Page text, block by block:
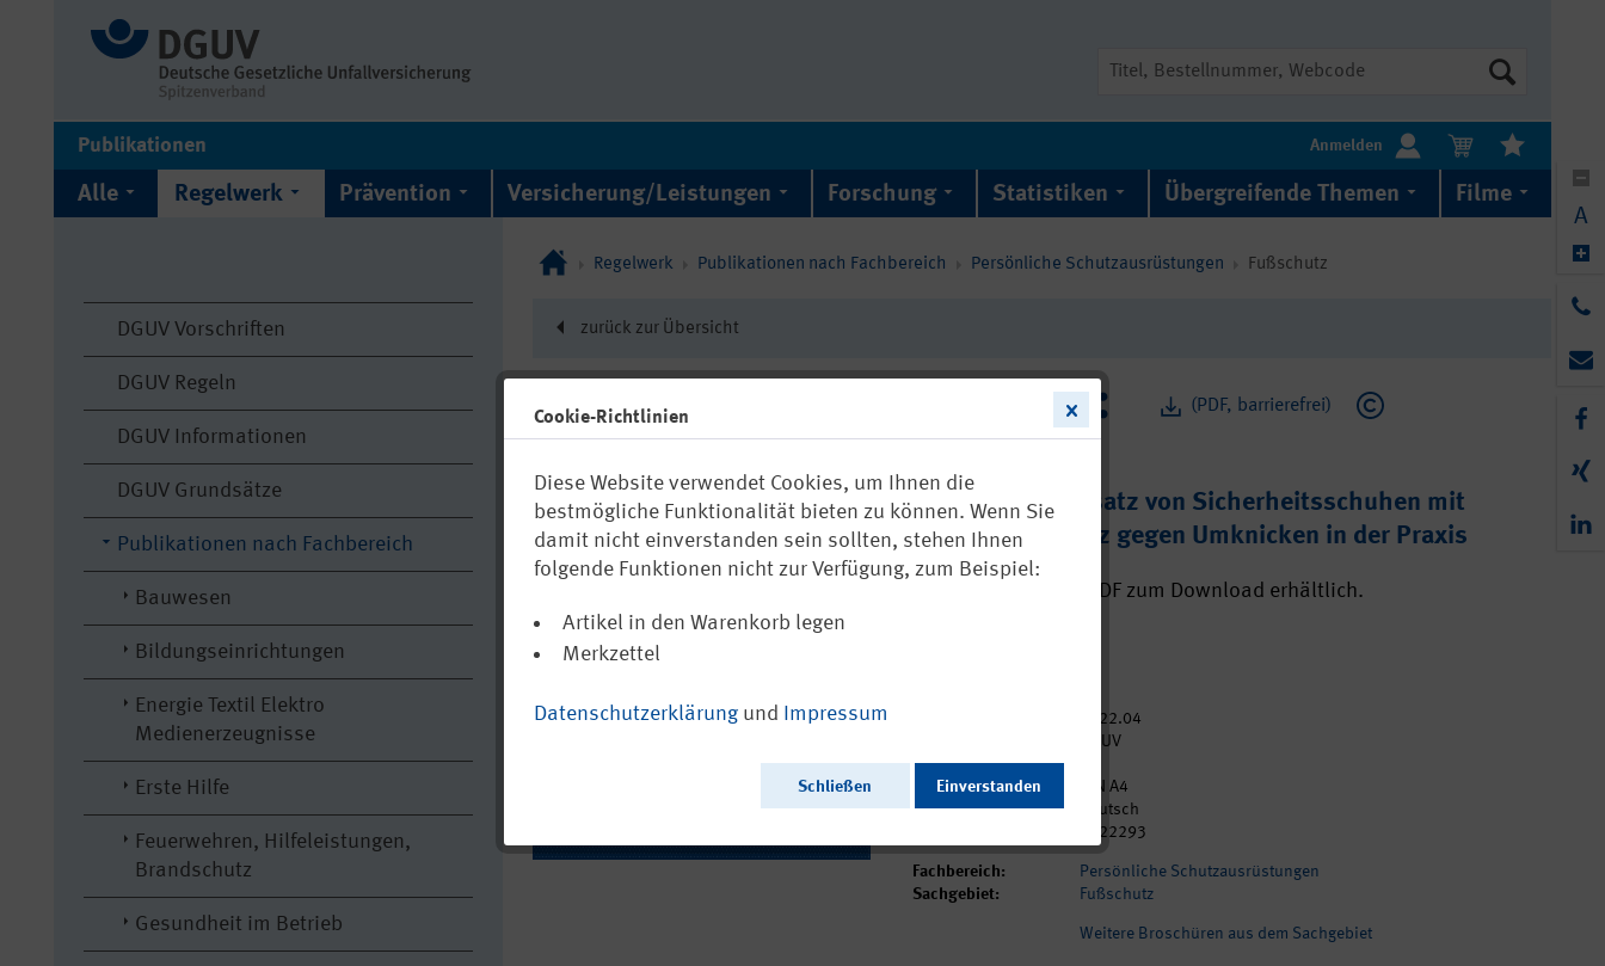
Publikationen Anmelden
Alle Regelwerk Prävention Versicherung/Leistungen Forschung Statistiken Übergreifende Themen Filme
DGUV Vorschriften
DGUV Regeln
DGUV Informationen
DGUV Grundsätze
Publikationen nach Fachbereich
Bauwesen
Bildungseinrichtungen
Energie Textil Elektro
Medienerzeugnisse
Erste Hilfe
Feuerwehren, Hilfeleistungen,
Brandschutz
Gesundheit im Betrieb
Regelwerk Publikationen nach Fachbereich Persönliche Schutzausrüstungen Fußschutz
zurück zur Übersicht
(PDF, barrierefrei)
FBPSA-013: Einsatz von Sicherheitsschuhen mit
erhöhtem Schutz gegen Umknicken in der Praxis
Ausschließlich als PDF zum Download erhältlich.
2022.04
DGUV
Seitenzahl:
Format:
DIN A4
Sprache:
Deutsch
p022293
Fachbereich:
Persönliche Schutzausrüstungen
Sachgebiet:
Fußschutz
Weitere Broschüren aus dem Sachgebiet
A
Cookie-Richtlinien
Diese Website verwendet Cookies, um Ihnen die
bestmögliche Funktionalität bieten zu können. Wenn Sie
damit nicht einverstanden sein sollten, stehen Ihnen
folgende Funktionen nicht zur Verfügung, zum Beispiel:
Artikel in den Warenkorb legen
Merkzettel
Datenschutzerklärung und Impressum
Schließen Einverstanden